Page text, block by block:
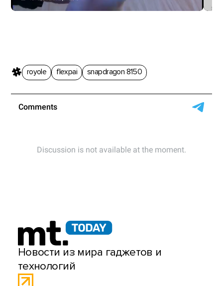
royole flexpai snapdragon 8150
Новости из мира гаджетов и
технологий